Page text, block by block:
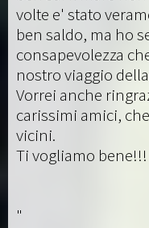
volte e' stato
ben saldo, ma ho
consapevolezza
nostro viaggio
Vorrei anche
carissimi amici,
vicini.
Ti vogliamo bene!!!
"